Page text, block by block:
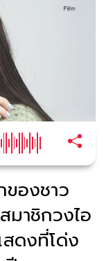
องชาว
าชิกวงไอ
ดงที่โด่ง